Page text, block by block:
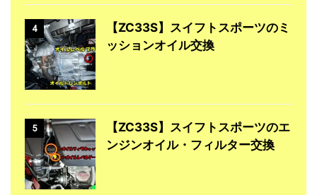
4
【ZC33S】スイフトスポーツのミ
ッションオイル交換
5
【ZC33S】スイフトスポーツのエ
ンジンオイル・フィルター交換